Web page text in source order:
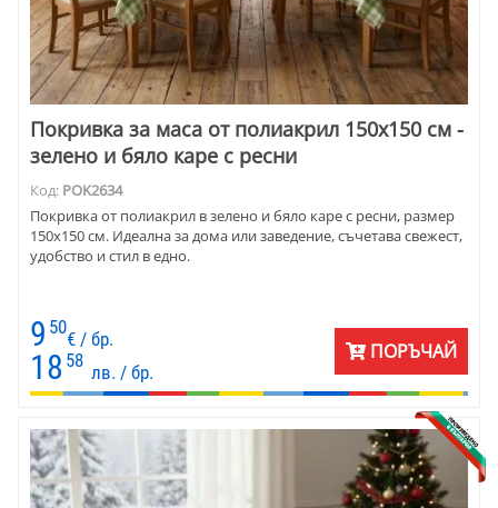
Покривка за маса от полиакрил 150x150 см -
зелено и бяло каре с ресни
Код: POK2634
Покривка от полиакрил в зелено и бяло каре с ресни, размер
150х150 см. Идеална за дома или заведение, съчетава свежест,
удобство и стил в едно.
9 50
€ / бр.
18 58
лв. / бр.
ПОРЪЧАЙ